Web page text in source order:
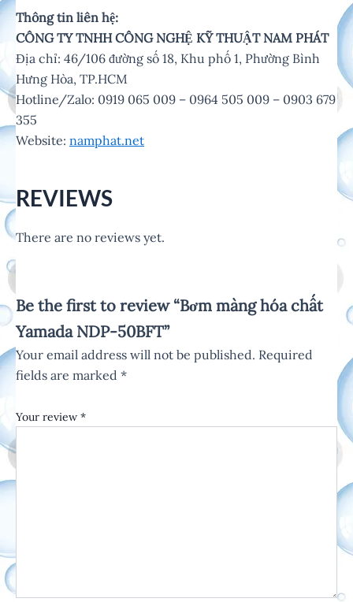
Thông tin liên hệ:
CÔNG TY TNHH CÔNG NGHỆ KỸ THUẬT NAM PHÁT
Địa chỉ: 46/106 đường số 18, Khu phố 1, Phường Bình
Hưng Hòa, TP.HCM
Hotline/Zalo: 0919 065 009 – 0964 505 009 – 0903 679
355
Website: namphat.net
REVIEWS
There are no reviews yet.
Be the first to review “Bơm màng hóa chất
Yamada NDP-50BFT”
Your email address will not be published. Required
fields are marked *
Your review *